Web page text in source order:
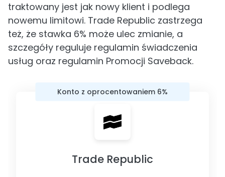
traktowany jest jak nowy klient i podlega
nowemu limitowi. Trade Republic zastrzega
też, że stawka 6% może ulec zmianie, a
szczegóły reguluje regulamin świadczenia
usług oraz regulamin Promocji Saveback.
Konto z oprocentowaniem 6%
Trade Republic